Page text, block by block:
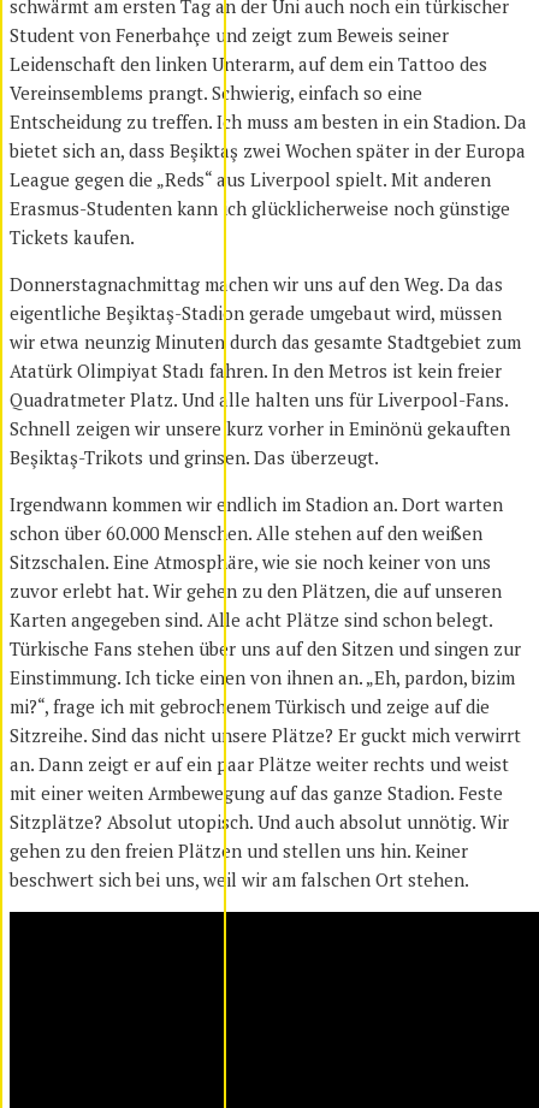
schwärmt am ersten Tag an der Uni auch noch ein türkischer
Student von Fenerbahçe und zeigt zum Beweis seiner
Leidenschaft den linken Unterarm, auf dem ein Tattoo des
Vereinsemblems prangt. Schwierig, einfach so eine
Entscheidung zu treffen. Ich muss am besten in ein Stadion. Da
bietet sich an, dass Beşiktaş zwei Wochen später in der Europa
League gegen die „Reds“ aus Liverpool spielt. Mit anderen
Erasmus-Studenten kann ich glücklicherweise noch günstige
Tickets kaufen.
Donnerstagnachmittag machen wir uns auf den Weg. Da das
eigentliche Beşiktaş-Stadion gerade umgebaut wird, müssen
wir etwa neunzig Minuten durch das gesamte Stadtgebiet zum
Atatürk Olimpiyat Stadı fahren. In den Metros ist kein freier
Quadratmeter Platz. Und alle halten uns für Liverpool-Fans.
Schnell zeigen wir unsere kurz vorher in Eminönü gekauften
Beşiktaş-Trikots und grinsen. Das überzeugt.
Irgendwann kommen wir endlich im Stadion an. Dort warten
schon über 60.000 Menschen. Alle stehen auf den weißen
Sitzschalen. Eine Atmosphäre, wie sie noch keiner von uns
zuvor erlebt hat. Wir gehen zu den Plätzen, die auf unseren
Karten angegeben sind. Alle acht Plätze sind schon belegt.
Türkische Fans stehen über uns auf den Sitzen und singen zur
Einstimmung. Ich ticke einen von ihnen an. „Eh, pardon, bizim
mi?“, frage ich mit gebrochenem Türkisch und zeige auf die
Sitzreihe. Sind das nicht unsere Plätze? Er guckt mich verwirrt
an. Dann zeigt er auf ein paar Plätze weiter rechts und weist
mit einer weiten Armbewegung auf das ganze Stadion. Feste
Sitzplätze? Absolut utopisch. Und auch absolut unnötig. Wir
gehen zu den freien Plätzen und stellen uns hin. Keiner
beschwert sich bei uns, weil wir am falschen Ort stehen.